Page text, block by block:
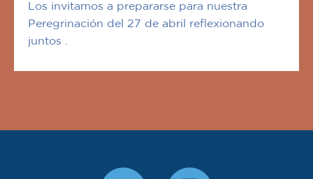
Los invitamos a prepararse para nuestra
Peregrinación del 27 de abril reflexionando
juntos .